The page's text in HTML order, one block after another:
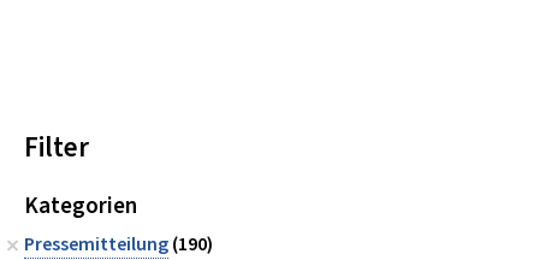
Filter
Kategorien
Pressemitteilung(190)